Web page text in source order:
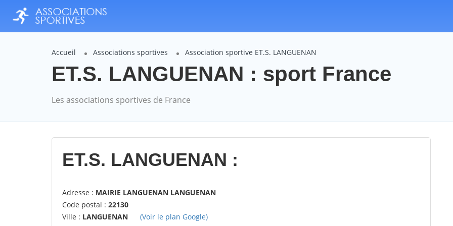
Accueil Associations sportives Association sportive ET.S. LANGUENAN
ET.S. LANGUENAN : sport France
Les associations sportives de France
ET.S. LANGUENAN :
Adresse : MAIRIE LANGUENAN LANGUENAN
Code postal : 22130
Ville : LANGUENAN
(Voir le plan Google)